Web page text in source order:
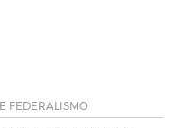
FEDERALISMO